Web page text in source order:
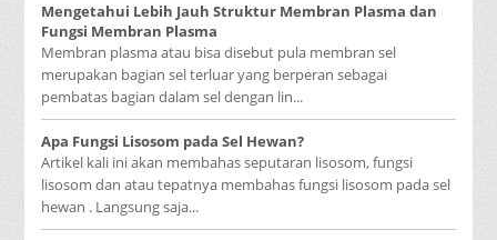
Mengetahui Lebih Jauh Struktur Membran Plasma dan
Fungsi Membran Plasma
Membran plasma atau bisa disebut pula membran sel
merupakan bagian sel terluar yang berperan sebagai
pembatas bagian dalam sel dengan lin...
Apa Fungsi Lisosom pada Sel Hewan?
Artikel kali ini akan membahas seputaran lisosom, fungsi
lisosom dan atau tepatnya membahas fungsi lisosom pada sel
hewan . Langsung saja...